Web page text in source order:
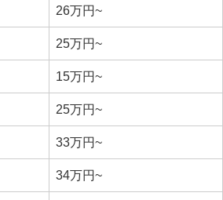
26万円~
25万円~
15万円~
25万円~
33万円~
34万円~